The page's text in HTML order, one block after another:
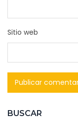
BUSCAR
Sitio web